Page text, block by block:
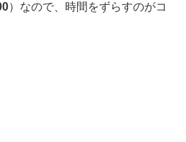
）なので、時間をずらすのがコ